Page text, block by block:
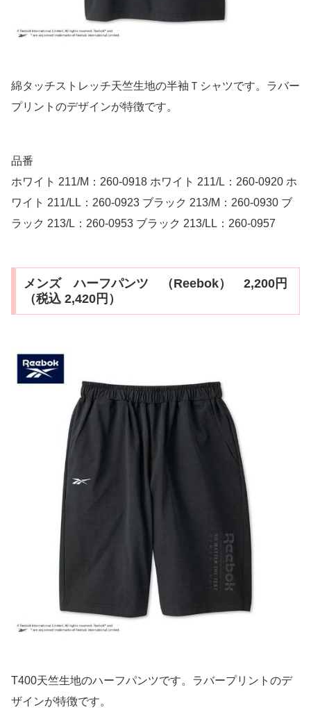
綿タッチストレッチ天竺生地の半袖Ｔシャツです。ラバー
プリントのデザインが特徴です。
品番
ホワイト 211/M：260-0918 ホワイト 211/L：260-0920 ホ
ワイト 211/LL：260-0923 ブラック 213/M：260-0930 ブ
ラック 213/L：260-0953 ブラック 213/LL：260-0957
メンズ ハーフパンツ （Reebok） 2,200円
（税込 2,420円）
T400天竺生地のハーフパンツです。ラバープリントのデ
ザインが特徴です。